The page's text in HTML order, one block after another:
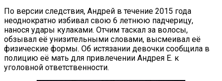
По версии следствия, Андрей в течение 2015 года
неоднократно избивал свою 6 летнюю падчерицу,
нанося удары кулаками. Отчим таскал за волосы,
обзывал её унизительными словами, высмеивал её
физические формы. Об истязании девочки сообщила в
полицию её мать для привлечении Андрея Е. к
уголовной ответственности.